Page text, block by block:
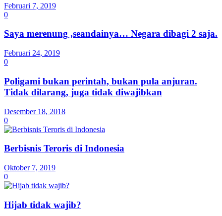
Februari 7, 2019
0
Saya merenung ,seandainya… Negara dibagi 2 saja.
Februari 24, 2019
0
Poligami bukan perintah, bukan pula anjuran.
Tidak dilarang, juga tidak diwajibkan
Desember 18, 2018
0
Berbisnis Teroris di Indonesia
Oktober 7, 2019
0
Hijab tidak wajib?